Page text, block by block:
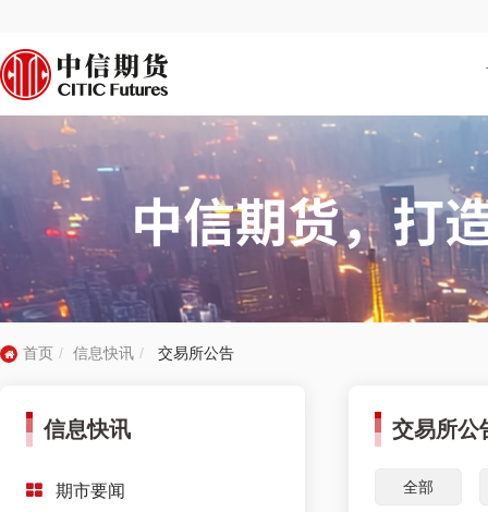
首页 信息快讯 交易所公告
信息快讯
期市要闻
交易所公
全部